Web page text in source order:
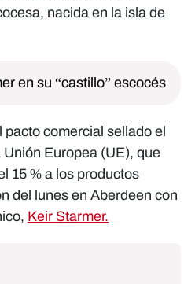
nacida en la isla de
en su “castillo” escocés
comercial sellado el
Europea (UE), que
15 % a los productos
del lunes en Aberdeen con
Keir Starmer.